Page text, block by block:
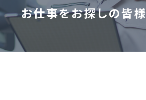
お仕事をお探しの皆様